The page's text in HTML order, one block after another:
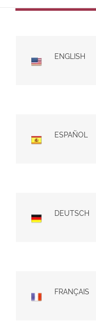
ENGLISH
ESPAÑOL
DEUTSCH
FRANÇAIS